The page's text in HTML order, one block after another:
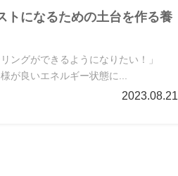
トになるための土台を作る養
ングができるようになりたい！」
が良いエネルギー状態に...
2023.08.21